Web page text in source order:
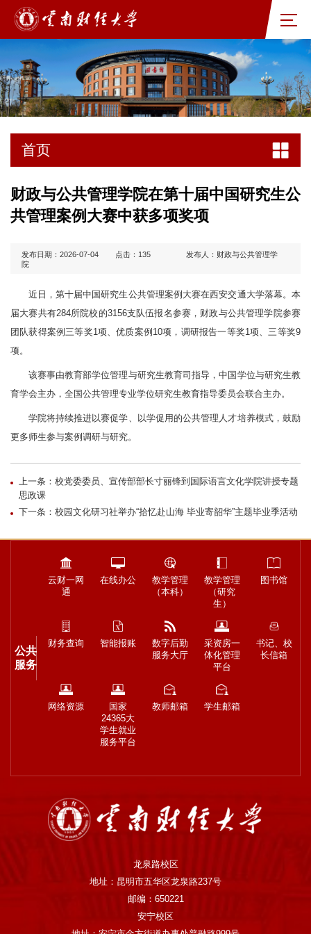
首页
财政与公共管理学院在第十届中国研究生公
共管理案例大赛中获多项奖项
发布日期：2026-07-04 点击： 135
发布人：财政与公共管理学
院
近日，第十届中国研究生公共管理案例大赛在西安交通大学落幕。本
届大赛共有284所院校的3156支队伍报名参赛 ，财政与公共管理学院参赛
团队获得案例三等奖1项、优质案例10项，调研报告一等奖1项、三等奖9
项。
该赛事由教育部学位管理与研究生教育司指导，中国学位与研究生教
育学会主办，全国公共管理专业学位研究生教育指导委员会联合主办。
学院将持续推进以赛促学、以学促用的公共管理人才培养模式，鼓励
更多师生参与案例调研与研究。
上一条：校党委委员、宣传部部长寸丽锋到国际语言文化学院讲授专题
思政课
下一条：校园文化研习社举办“拾忆赴山海 毕业寄韶华”主题毕业季活动
公共
服务
云财一网
通
在线办公
教学管理
（本科）
教学管理
（研究
生）
图书馆
财务查询 智能报账
数字后勤
服务大厅
采资房一
体化管理
平台
书记、校
长信箱
网络资源
国家
24365大
学生就业
服务平台
教师邮箱 学生邮箱
龙泉路校区
地址：昆明市五华区龙泉路237号
邮编：650221
安宁校区